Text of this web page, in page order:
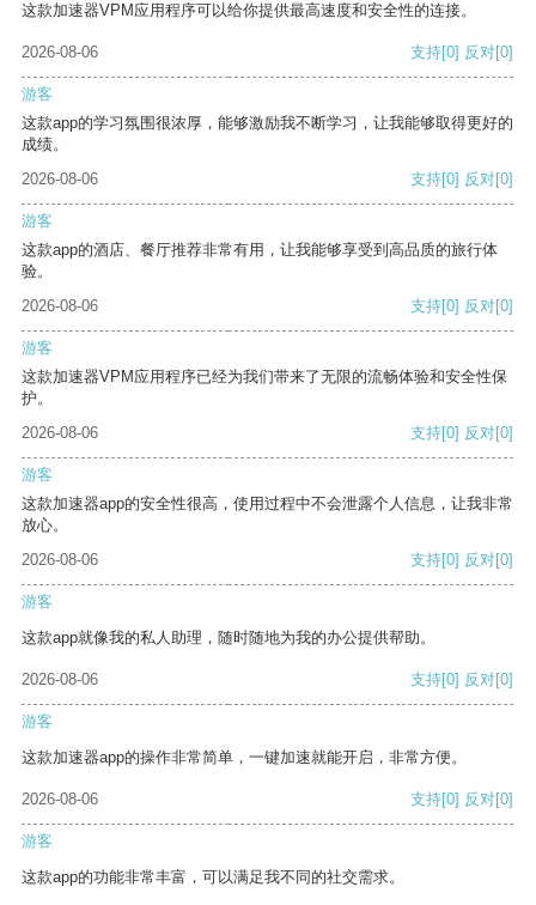
这款加速器VPM应用程序可以给你提供最高速度和安全性的连接。
2026-08-06 支持[0] 反对[0]
游客
这款app的学习氛围很浓厚，能够激励我不断学习，让我能够取得更好的
成绩。
2026-08-06
支持[0] 反对[0]
游客
这款app的酒店、餐厅推荐非常有用，让我能够享受到高品质的旅行体
验。
2026-08-06
支持[0] 反对[0]
游客
这款加速器VPM应用程序已经为我们带来了无限的流畅体验和安全性保
护。
2026-08-06
支持[0] 反对[0]
游客
这款加速器app的安全性很高，使用过程中不会泄露个人信息，让我非常
放心。
2026-08-06
支持[0] 反对[0]
游客
这款app就像我的私人助理，随时随地为我的办公提供帮助。
2026-08-06 支持[0] 反对[0]
游客
这款加速器app的操作非常简单，一键加速就能开启，非常方便。
2026-08-06 支持[0] 反对[0]
游客
这款app的功能非常丰富，可以满足我不同的社交需求。